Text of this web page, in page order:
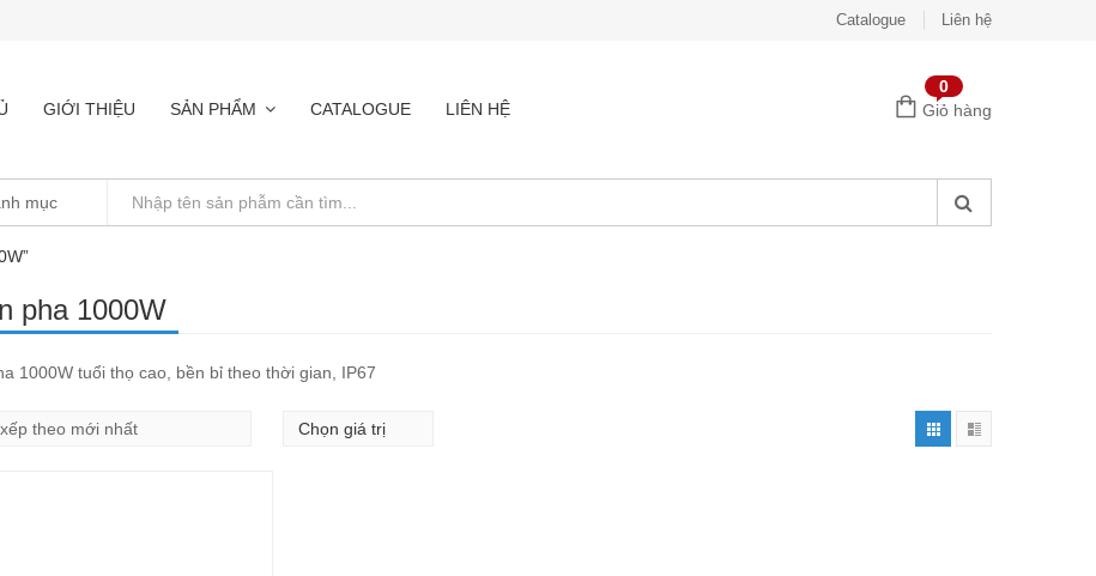
Catalogue Liên hệ
GIỚI THIỆU SẢN PHẨM CATALOGUE LIÊN HỆ
0
Giỏ hàng
pha 1000W
1000W tuổi thọ cao, bền bỉ theo thời gian, IP67